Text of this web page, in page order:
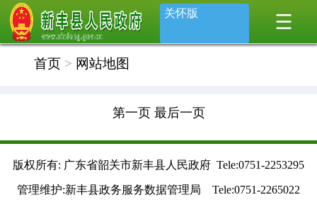
关怀版
首页> 网站地图
第一页 最后一页
版权所有: 广东省韶关市新丰县人民政府 Tele:0751-2253295
管理维护:新丰县政务服务数据管理局 Tele:0751-2265022